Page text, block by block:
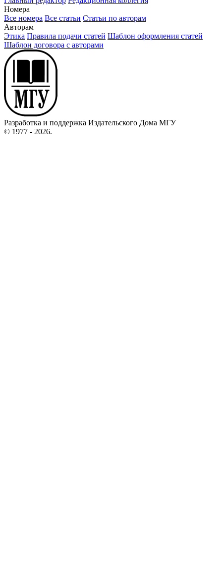
Номера
Все номера Все статьи Статьи по авторам
Авторам
Этика Правила подачи статей Шаблон оформления статей
Шаблон договора с авторами
Разработка и поддержка Издательского Дома МГУ
© 1977 - 2026.